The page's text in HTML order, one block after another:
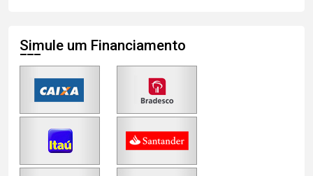
Simule um Financiamento